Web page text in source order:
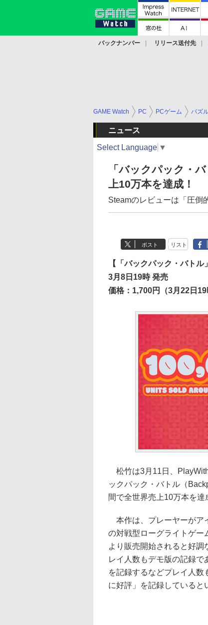
バックナンバー リリース送付先
GAME Watch PC PCゲーム パズ
ニュース
Select Language ▼
「バックパック・
上10万本を達成！
Steamのレビューは「圧倒
ポスト リスト
【「バックパック・バトル
3月8日19時 発売
価格：1,700円（3月22日19
松竹は3月11日、
ックパック・バトル（
間で全世界売上10万本を達
本作は、プレーヤーがア
の対戦型ローグライトゲー
より販売開始されると好
レイ人数もデモ版の記録で
を記録するなどプレイ人
に好評」を記録していると